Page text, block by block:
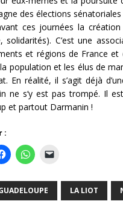
des élections
ces journées la création
solidarités). C’est une
et régions de France et
population et les élus de
En réalité, il s’agit déjà
ne s‘y est pas trompé. Il
et partout Darmanin !
:
LA LIOT